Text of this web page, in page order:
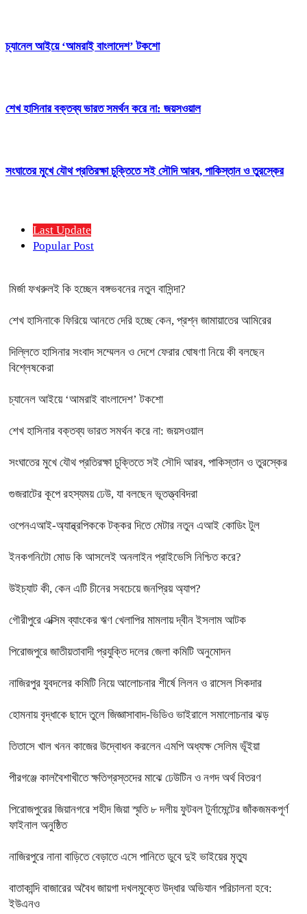
চ্যানেল আইয়ে ‘আমরাই বাংলাদেশ’ টকশো
শেখ হাসিনার বক্তব্য ভারত সমর্থন করে না: জয়সওয়াল
সংঘাতের মুখে যৌথ প্রতিরক্ষা চুক্তিতে সই সৌদি আরব, পাকিস্তান ও তুরস্কের
Last Update
Popular Post
মির্জা ফখরুলই কি হচ্ছেন বঙ্গভবনের নতুন বাসিন্দা?
শেখ হাসিনাকে ফিরিয়ে আনতে দেরি হচ্ছে কেন, প্রশ্ন জামায়াতের আমিরের
দিল্লিতে হাসিনার সংবাদ সম্মেলন ও দেশে ফেরার ঘোষণা নিয়ে কী বলছেন
বিশ্লেষকেরা
চ্যানেল আইয়ে ‘আমরাই বাংলাদেশ’ টকশো
শেখ হাসিনার বক্তব্য ভারত সমর্থন করে না: জয়সওয়াল
সংঘাতের মুখে যৌথ প্রতিরক্ষা চুক্তিতে সই সৌদি আরব, পাকিস্তান ও তুরস্কের
গুজরাটের কূপে রহস্যময় ঢেউ, যা বলছেন ভূতত্ত্ববিদরা
ওপেনএআই-অ্যান্থ্রপিককে টক্কর দিতে মেটার নতুন এআই কোডিং টুল
ইনকগনিটো মোড কি আসলেই অনলাইন প্রাইভেসি নিশ্চিত করে?
উইচ্যাট কী, কেন এটি চীনের সবচেয়ে জনপ্রিয় অ্যাপ?
গৌরীপুরে এক্সিম ব্যাংকের ঋণ খেলাপির মামলায় দ্বীন ইসলাম আটক
পিরোজপুরে জাতীয়তাবাদী প্রযুক্তি দলের জেলা কমিটি অনুমোদন
নাজিরপুর যুবদলের কমিটি নিয়ে আলোচনার শীর্ষে লিলন ও রাসেল সিকদার
হোমনায় বৃদ্ধাকে ছাদে তুলে জিজ্ঞাসাবাদ-ভিডিও ভাইরালে সমালোচনার ঝড়
তিতাসে খাল খনন কাজের উদ্বোধন করলেন এমপি অধ্যক্ষ সেলিম ভূঁইয়া
পীরগঞ্জে কালবৈশাখীতে ক্ষতিগ্রস্তদের মাঝে ঢেউটিন ও নগদ অর্থ বিতরণ
পিরোজপুরের জিয়ানগরে শহীদ জিয়া স্মৃতি ৮ দলীয় ফুটবল টুর্নামেন্টের জাঁকজমকপূর্ণ
ফাইনাল অনুষ্ঠিত
নাজিরপুরে নানা বাড়িতে বেড়াতে এসে পানিতে ডুবে দুই ভাইয়ের মৃত্যু
বাতাকান্দি বাজারের অবৈধ জায়গা দখলমুক্তে উদ্ধার অভিযান পরিচালনা হবে:
ইউএনও